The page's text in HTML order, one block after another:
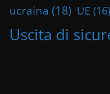
ucraina (18) UE (16)
Uscita di